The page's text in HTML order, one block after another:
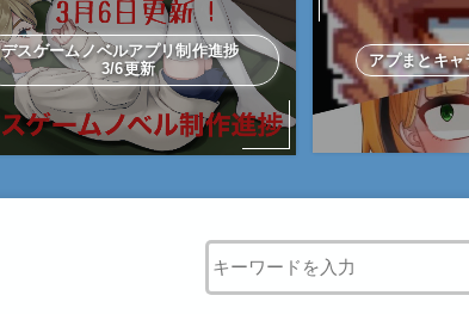
デスゲームノベルアプリ制作進捗
3/6更新
アプまとキャ
When autocomplete results